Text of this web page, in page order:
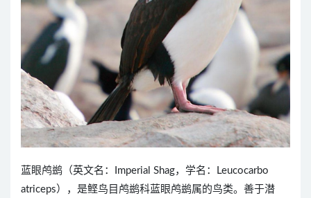
蓝眼鸬鹚（英文名：Imperial Shag，学名：Leucocarbo
atriceps），是鲣鸟目鸬鹚科蓝眼鸬鹚属的鸟类。善于潜